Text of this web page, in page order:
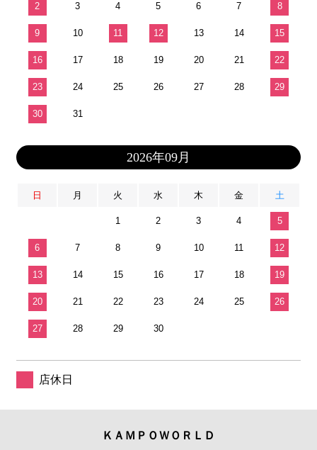
2 3 4 5 6 7 8
9 10 11 12 13 14 15
16 17 18 19 20 21 22
23 24 25 26 27 28 29
30 31
2026年09月
日 月 火 水 木 金 土
1 2 3 4 5
6 7 8 9 10 11 12
13 14 15 16 17 18 19
20 21 22 23 24 25 26
27 28 29 30
店休日
ＫＡＭＰＯＷＯＲＬＤ